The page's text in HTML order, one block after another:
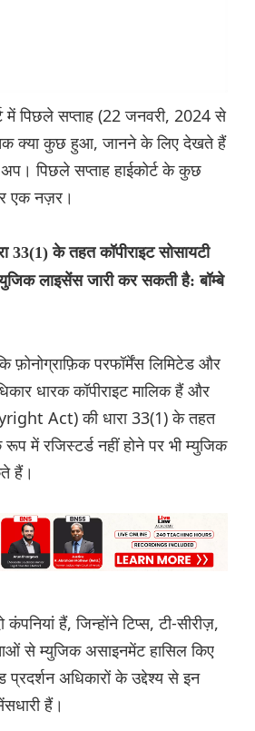
में पिछले सप्ताह (22 जनवरी, 2024 से
क्या कुछ हुआ, जानने के लिए देखते हैं
अप। पिछले सप्ताह हाईकोर्ट के कुछ
एक नज़र।
33(1) के तहत कॉपीराइट सोसायटी
लाइसेंस जारी कर सकती है: बॉम्बे
कि फ़ोनोग्राफ़िक परफॉर्मेंस लिमिटेड और
धारक कॉपीराइट मालिक हैं और
Act) की धारा 33(1) के तहत
रूप में रजिस्टर्ड नहीं होने पर भी म्युजिक
हैं।
हैं, जिन्होंने टिप्स, टी-सीरीज़,
से म्युजिक असाइनमेंट हासिल किए
अधिकारों के उद्देश्य से इन
हैं।